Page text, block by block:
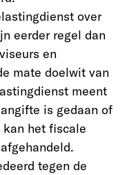
over
eerder regel dan
en
mate doelwit van
meent
is gedaan of
het fiscale
tegen de